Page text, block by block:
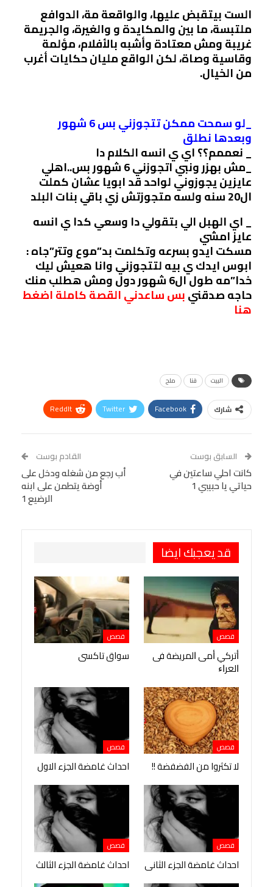
الست بيتقبض عليها، والواقعة مة، الدوافع
ملتبسة، ما بين والمكايدة و والغيرة، والجريمة
غريبة ومش معتادة وأشبه بالأفلام، مؤلمة
وقاسية وصاة، لكن الواقع مليان حكايات أغرب
من الخيال.
_لو سمحت ممكن تتجوزني بس 6 شهور
وبعدها نطلق
_ نعممم؟؟ اي ي انسه الكلام دا
_مش بهزر ونبي اتجوزني 6 شهور بس..اهلي
عايزين يجوزوني لواحد قد ابويا عشان كملت
ال20 سنه ولسه متجوزتش زي باقي بنات البلد
_ اي الهبل الي بتقولي دا وسعي كدا ي انسه
عايز امشي
مسكت ايدو بسرعه وتكلمت بد”موع وتتر”جاه :
ابوس ايدك ي بيه لتتجوزني وانا هعيش ليك
خدا”مه طول ال6 شهور دول ومش هطلب منك
حاجه صدقنيبس ساعدني القصة كاملة اضغط
هنا
البيت قنا ملح
شارك Facebook
Twitter
ReddIt
Tumblr
البريد الإلكتروني
StumbleUpon
VK
Digg
Viber
السابق بوست
كانت احلي ساعتين في
حياتي يا حبيبي 1
القادم بوست
أب رجع من شغله ودخل على
أوضة يتطمن على ابنه
الرضيع 1
قد يعجبك ايضا
قصص
ﺃﺗﺮﻛﻲ ﺃﻣﻰ ﺍﻟﻤﺮﻳﻀﺔ ﻓﻰ
ﺍﻟﻌﺮﺍﺀ
قصص
سواق تاكسى
قصص
لا تكثروا من الفضفضة !!
قصص
احداث غامضة الجزء الاول
قصص
احداث غامضة الجزء الثانى
قصص
احداث غامضة الجزء الثالث